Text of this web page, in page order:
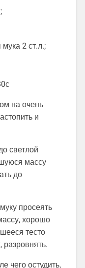
2 ст.л.;
на очень
и
светлой
массу
до
просеять
хорошо
тесто
разровнять.
чего остудить,